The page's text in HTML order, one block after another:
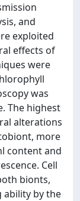
and
exploited
effects of
were
was
The highest
alterations
more
content and
Cell
bionts,
ability by the